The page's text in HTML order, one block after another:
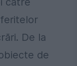
De la
de